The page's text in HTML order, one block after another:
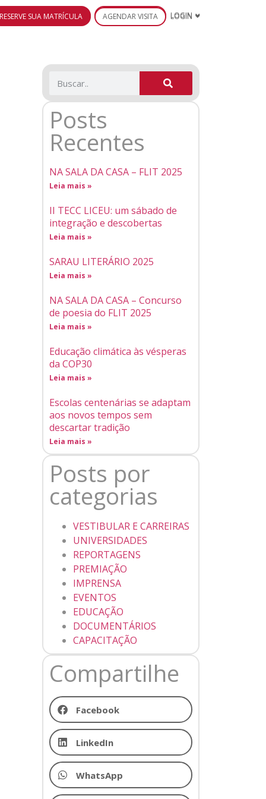
RESERVE SUA MATRÍCULA AGENDAR VISITA LOGIN
Posts
Recentes
NA SALA DA CASA – FLIT 2025
Leia mais »
II TECC LICEU: um sábado de
integração e descobertas
Leia mais »
SARAU LITERÁRIO 2025
Leia mais »
NA SALA DA CASA – Concurso
de poesia do FLIT 2025
Leia mais »
Educação climática às vésperas
da COP30
Leia mais »
Escolas centenárias se adaptam
aos novos tempos sem
descartar tradição
Leia mais »
Posts por
categorias
VESTIBULAR E CARREIRAS
UNIVERSIDADES
REPORTAGENS
PREMIAÇÃO
IMPRENSA
EVENTOS
EDUCAÇÃO
DOCUMENTÁRIOS
CAPACITAÇÃO
Compartilhe
Facebook
LinkedIn
WhatsApp